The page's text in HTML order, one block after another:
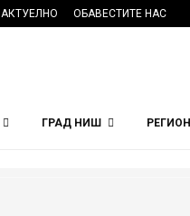
АКТУЕЛНО ОБАВЕСТИТЕ НАС
ГРАД НИШ РЕГИОН